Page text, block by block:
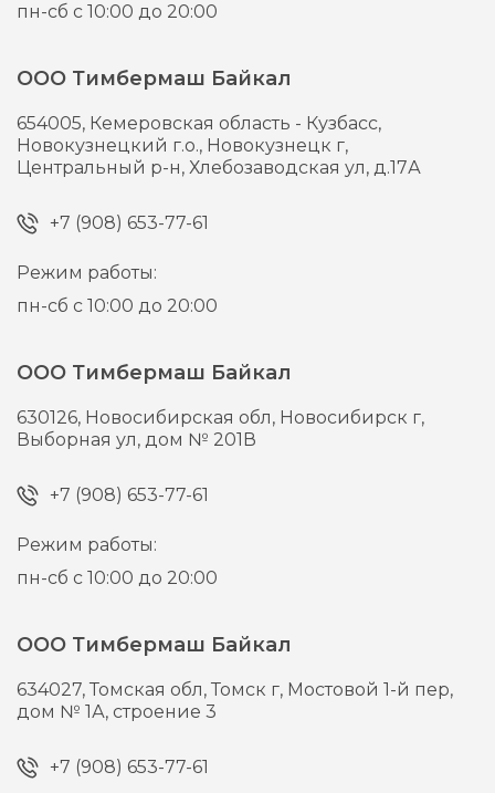
пн-сб с 10:00 до 20:00
ООО Тимбермаш Байкал
654005, Кемеровская область - Кузбасс,
Новокузнецкий г.о., Новокузнецк г,
Центральный р-н, Хлебозаводская ул, д.17А
+7 (908) 653-77-61
Режим работы:
пн-сб с 10:00 до 20:00
ООО Тимбермаш Байкал
630126, Новосибирская обл, Новосибирск г,
Выборная ул, дом № 201В
+7 (908) 653-77-61
Режим работы:
пн-сб с 10:00 до 20:00
ООО Тимбермаш Байкал
634027,Томская обл, Томск г, Мостовой 1-й пер,
дом № 1А, строение 3
+7 (908) 653-77-61